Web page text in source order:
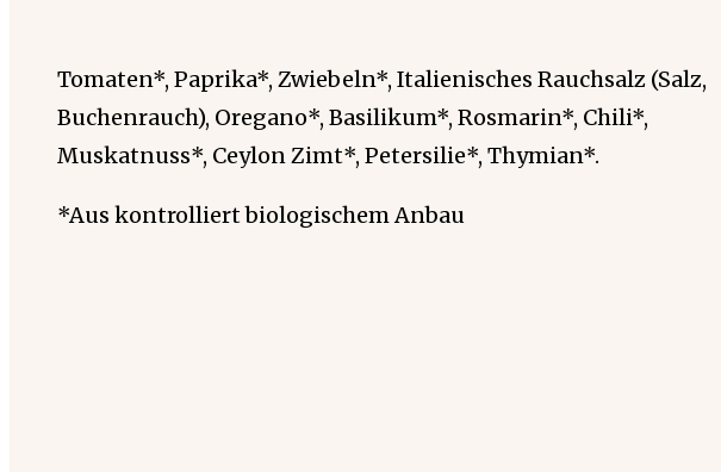
Tomaten*, Paprika*, Zwiebeln*, Italienisches Rauchsalz (Salz,
Buchenrauch), Oregano*, Basilikum*, Rosmarin*, Chili*,
Muskatnuss*, Ceylon Zimt*, Petersilie*, Thymian*.
*Aus kontrolliert biologischem Anbau